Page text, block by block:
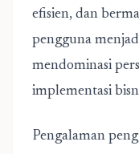
efisien, dan
pengguna
mendominasi
implementasi
Pengalaman